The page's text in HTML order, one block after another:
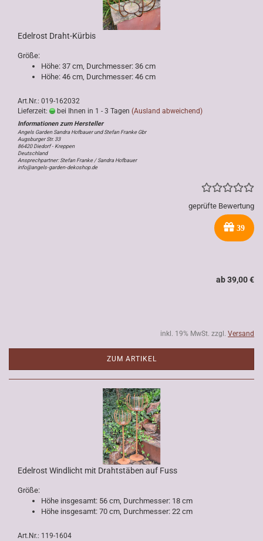
Edelrost Draht-Kürbis
Größe:
Höhe: 37 cm, Durchmesser: 36 cm
Höhe: 46 cm, Durchmesser: 46 cm
Art.Nr.: 019-162032
Lieferzeit:
bei Ihnen in 1 - 3 Tagen (Ausland abweichend)
Angels Garden Sandra Hofbauer und Stefan Franke Gbr
Augsburger Str. 33
86420 Diedorf - Kreppen
Deutschland
Ansprechpartner: Stefan Franke / Sandra Hofbauer
info@angels-garden-dekoshop.de
geprüfte Bewertung
39
ab 39,00 €
inkl. 19% MwSt. zzgl. Versand
ZUM ARTIKEL
Edelrost Windlicht mit Drahtstäben auf Fuss
Größe:
Höhe insgesamt: 56 cm, Durchmesser: 18 cm
Höhe insgesamt: 70 cm, Durchmesser: 22 cm
Art.Nr.: 119-1604